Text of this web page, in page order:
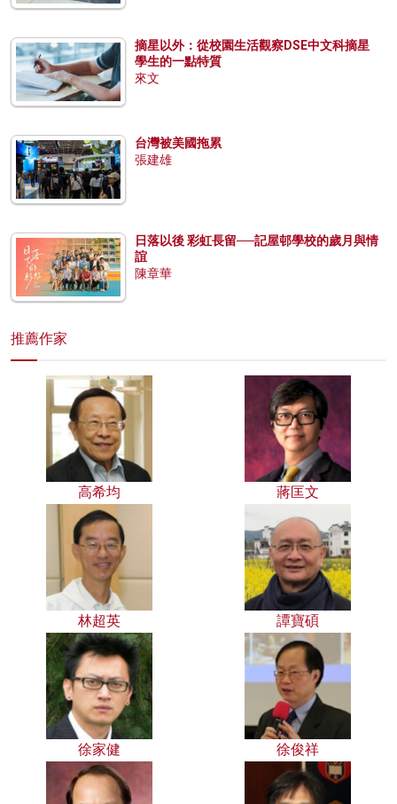
摘星以外：從校園生活觀察DSE中文科摘星
學生的一點特質
來文
台灣被美國拖累
張建雄
日落以後 彩虹長留──記屋邨學校的歲月與情
誼
陳章華
推薦作家
高希均 蔣匡文
林超英 譚寶碩
徐家健 徐俊祥